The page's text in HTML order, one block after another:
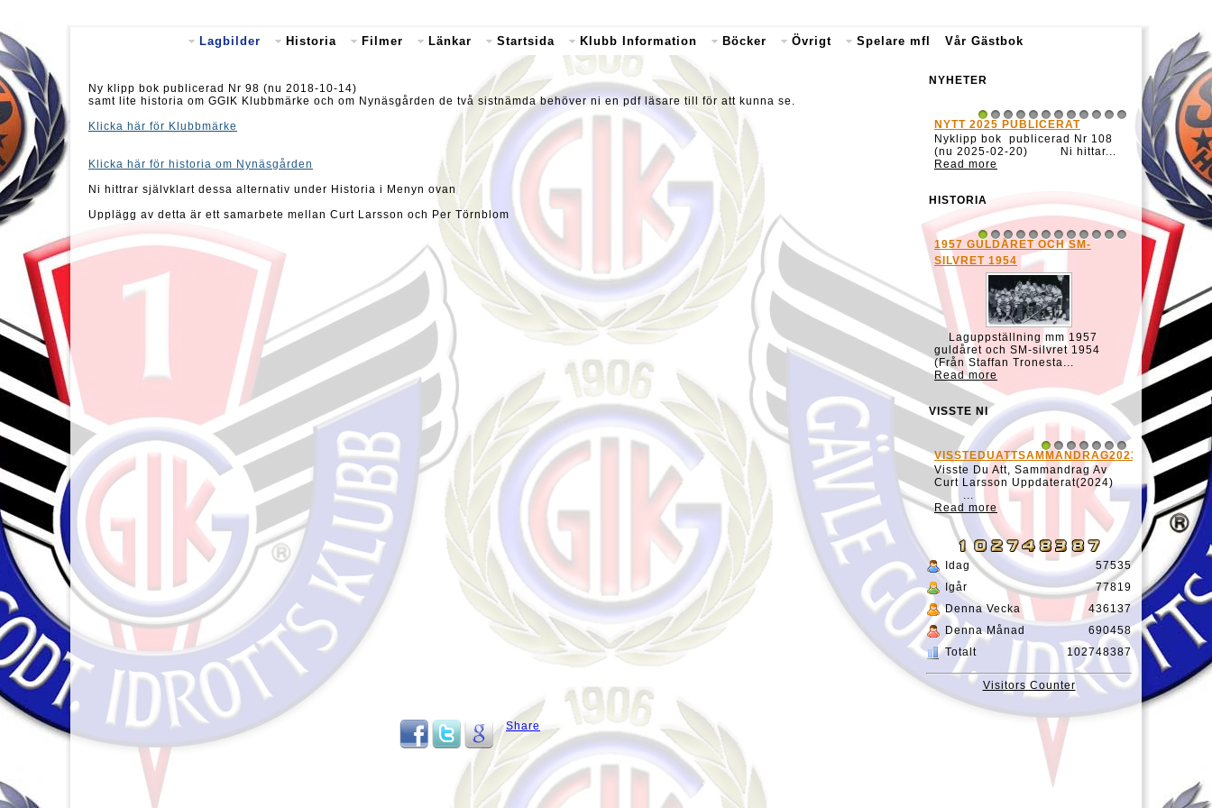
Lagbilder Historia Filmer Länkar Startsida Klubb Information Böcker Övrigt Spelare mfl Vår Gästbok
Ny klipp bok publicerad Nr 98 (nu 2018-10-14)
samt lite historia om GGIK Klubbmärke och om Nynäsgården de två sistnämda behöver ni en pdf läsare till för att kunna se.
Klicka här för Klubbmärke
Klicka här för historia om Nynäsgården
Ni hittrar självklart dessa alternativ under Historia i Menyn ovan
Upplägg av detta är ett samarbete mellan Curt Larsson och Per Törnblom
NYHETER
1 2 3 4 5 6 7 8 9
NYTT 2025 PUBLICERAT
Nyklipp bok publicerad Nr 108
(nu 2025-02-20) Ni hittar...
Read more
HISTORIA
1 2 3 4 5 6 7 8 9
1957 GULDÅRET OCH SM-
SILVRET 1954
Laguppställning mm 1957
guldåret och SM-silvret 1954
(Från Staffan Tronesta...
Read more
VISSTE NI
1 2 3 4 5 6 7
VISSTEDUATTSAMMANDRAG20231127
Visste Du Att, Sammandrag Av
Curt Larsson Uppdaterat(2024)
...
Read more
Idag
Igår
Denna Vecka
Denna Månad
Totalt
57535
77819
436137
690458
102748387
Visitors Counter
Share